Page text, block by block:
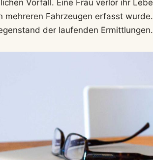
Vorfall. Eine Frau verlor ihr
mehreren Fahrzeugen erfasst
der laufenden Ermittlungen.